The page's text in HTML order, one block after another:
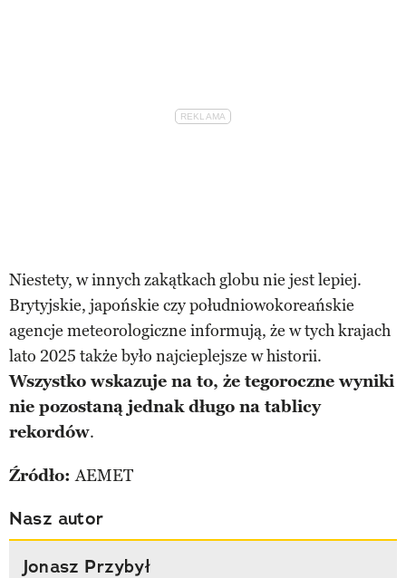
Niestety, w innych zakątkach globu nie jest lepiej.
Brytyjskie, japońskie czy południowokoreańskie
agencje meteorologiczne informują, że w tych krajach
lato 2025 także było najcieplejsze w historii.
Wszystko wskazuje na to, że tegoroczne wyniki
nie pozostaną jednak długo na tablicy
rekordów.
Źródło:AEMET
Nasz autor
Jonasz Przybył